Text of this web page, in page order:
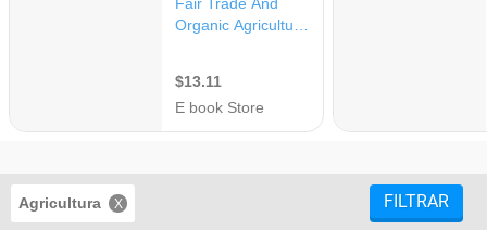
Agricultura FILTRAR